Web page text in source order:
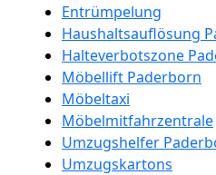
Entrümpelung
Haushaltsauflösung
Halteverbotszone
Möbellift Paderborn
Möbeltaxi
Möbelmitfahrzentrale
Umzugshelfer
Umzugskartons